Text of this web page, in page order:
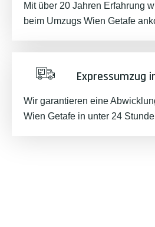
Mit über 20 Jahren Erfahrung
beim Umzugs Wien Getafe
Expressumzug
Wir garantieren eine
Wien Getafe in unter 24